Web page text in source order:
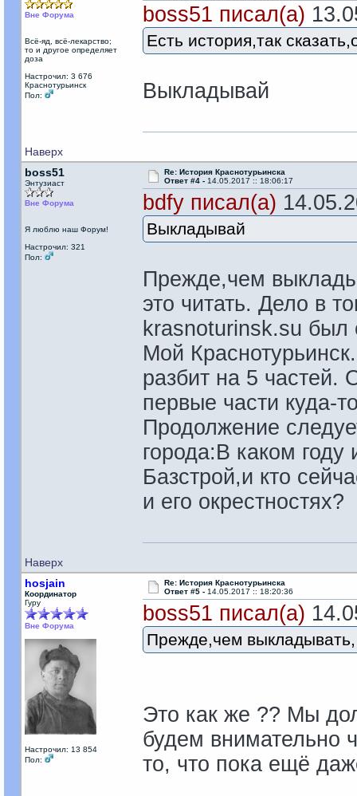
Вне Форума
Всё-яд, всё-лекарство;
то и другое определяет
доза
Настрочил: 3 676
Краснотурьинск
Пол:
boss51 писал(а)
Есть история,так
Выкладывай
Наверх
boss51
Энтузиаст
Вне Форума
Я люблю наш Форум!
Настрочил: 321
Пол:
Re: История Краснотурьинска
Ответ #4 - 14.05.2017 :: 18:06:17
bdfy писал(а)
Выкладывай
Прежде,чем
это читать. Дело в
krasnoturinsk.su был
Мой
разбит на 5 частей.
первые части куда-
Продолжение
города:В каком
Базстрой,и кто
и его окрестностях?
Наверх
hosjain
Координатор
Гуру
Вне Форума
Настрочил: 13 854
Пол:
Re: История Краснотурьинска
Ответ #5 - 14.05.2017 :: 18:20:36
boss51 писал(а)
Прежде,чем выкладывать,
Это как же ?? Мы
будем внимательно
то, что пока ещё